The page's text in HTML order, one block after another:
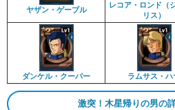
ヤザン・ゲーブル
レコア・ロンド（
リス）
ダンケル・クーパー ラムサス・ハ
激突！木星帰りの男の